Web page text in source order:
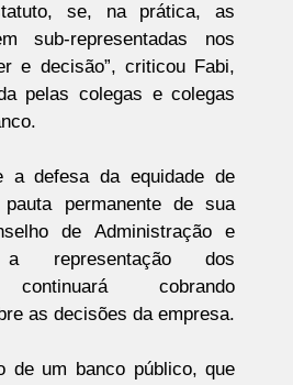
se, na prática, as
sub-representadas nos
e decisão”, criticou Fabi,
pelas colegas e colegas
a defesa da equidade de
permanente de sua
de Administração e
representação dos
continuará cobrando
as decisões da empresa.
de um banco público, que